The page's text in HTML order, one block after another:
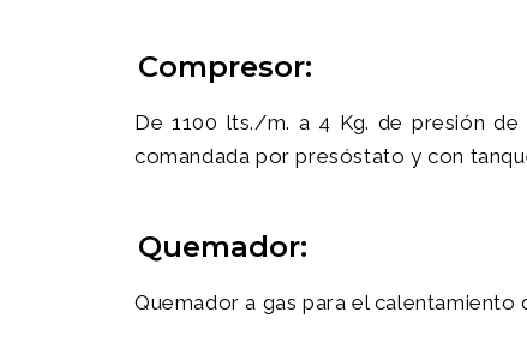
Compresor:
De 1100 lts./m. a 4 Kg. de presión
comandada por presóstato y con
Quemador:
Quemador a gas para el